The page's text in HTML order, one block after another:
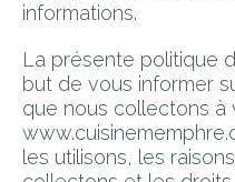
Magog (Québec) J1X
819 868-5676
informations.
La présente politique
but de vous informer
que nous collectons à
les utilisons, les